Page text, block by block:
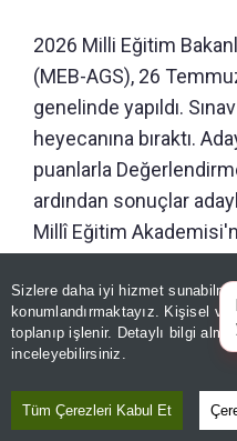
Sizlere daha iyi hizmet
konumlandırmaktayız. Kişisel
toplanıp işlenir. Detaylı bilgi
inceleyebilirsiniz.
Tüm Çerezleri Kabul Et
2026 Milli Eğitim
(MEB-AGS), 26
genelinde yapıldı.
heyecanına bıraktı.
puanlarla
ardından sonuçlar
Millî Eğitim
adaylar merakla sonuç